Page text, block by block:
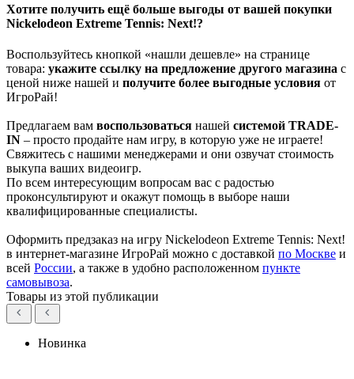
Хотите получить ещё больше выгоды от вашей покупки
Nickelodeon Extreme Tennis: Next!?
Воспользуйтесь кнопкой «нашли дешевле» на странице
товара: укажите ссылку на предложение другого магазина с
ценой ниже нашей и получите более выгодные условия от
ИгроРай!
Предлагаем вам воспользоваться нашей системой TRADE-
IN – просто продайте нам игру, в которую уже не играете!
Свяжитесь с нашими менеджерами и они озвучат стоимость
выкупа ваших видеоигр.
По всем интересующим вопросам вас с радостью
проконсультируют и окажут помощь в выборе наши
квалифицированные специалисты.
Оформить предзаказ на игру Nickelodeon Extreme Tennis: Next!
в интернет-магазине ИгроРай можно с доставкой по Москве и
всей России, а также в удобно расположенном пункте
самовывоза.
Товары из этой публикации
Новинка